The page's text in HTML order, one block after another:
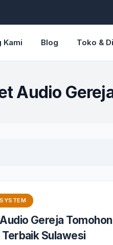
Kami Blog Toko &
Audio
Gereja
Terbaik Sulawesi